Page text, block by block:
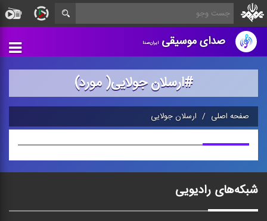
صدای موسیقیایران‌صدا
#ارسلان جولایی( مورد)
صفحه اصلی ارسلان جولایی
شبکه‌های رادیویی